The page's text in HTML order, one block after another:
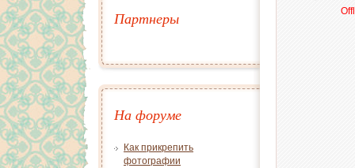
Партнеры
На форуме
Как прикрепить
фотографии